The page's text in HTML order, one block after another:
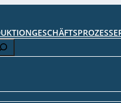
GESCHÄFTSPROZESSE